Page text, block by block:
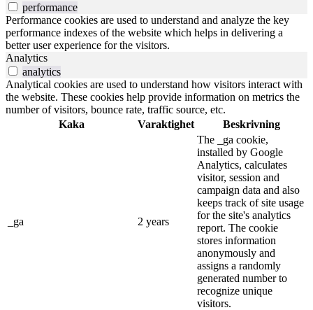
performance
Performance cookies are used to understand and analyze the key
performance indexes of the website which helps in delivering a
better user experience for the visitors.
Analytics
analytics
Analytical cookies are used to understand how visitors interact with
the website. These cookies help provide information on metrics the
number of visitors, bounce rate, traffic source, etc.
Kaka
Varaktighet Beskrivning
_ga 2 years
The _ga cookie,
installed by Google
Analytics, calculates
visitor, session and
campaign data and also
keeps track of site usage
for the site's analytics
report. The cookie
stores information
anonymously and
assigns a randomly
generated number to
recognize unique
visitors.